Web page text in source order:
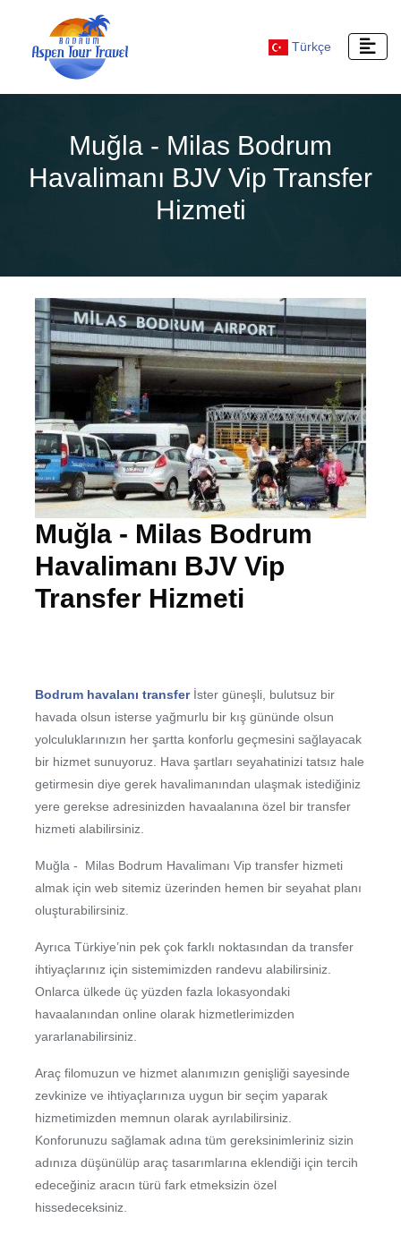
Türkçe
Muğla - Milas Bodrum
Havalimanı BJV Vip Transfer
Hizmeti
Muğla - Milas Bodrum
Havalimanı BJV Vip
Transfer Hizmeti
Bodrum havalanı transferİster güneşli, bulutsuz bir
havada olsun isterse yağmurlu bir kış gününde olsun
yolculuklarınızın her şartta konforlu geçmesini sağlayacak
bir hizmet sunuyoruz. Hava şartları seyahatinizi tatsız hale
getirmesin diye gerek havalimanından ulaşmak istediğiniz
yere gerekse adresinizden havaalanına özel bir transfer
hizmeti alabilirsiniz.
Muğla - Milas Bodrum Havalimanı Vip transfer hizmeti
almak için web sitemiz üzerinden hemen bir seyahat planı
oluşturabilirsiniz.
Ayrıca Türkiye’nin pek çok farklı noktasından da transfer
ihtiyaçlarınız için sistemimizden randevu alabilirsiniz.
Onlarca ülkede üç yüzden fazla lokasyondaki
havaalanından online olarak hizmetlerimizden
yararlanabilirsiniz.
Araç filomuzun ve hizmet alanımızın genişliği sayesinde
zevkinize ve ihtiyaçlarınıza uygun bir seçim yaparak
hizmetimizden memnun olarak ayrılabilirsiniz.
Konforunuzu sağlamak adına tüm gereksinimleriniz sizin
adınıza düşünülüp araç tasarımlarına eklendiği için tercih
edeceğiniz aracın türü fark etmeksizin özel
hissedeceksiniz.